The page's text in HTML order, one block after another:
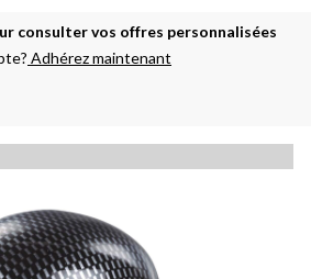
consulter vos offres personnalisées
Adhérez maintenant